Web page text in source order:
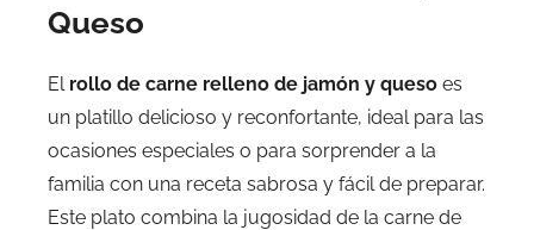
Queso
El rollo de carne relleno de jamón y queso es
un platillo delicioso y reconfortante, ideal para las
ocasiones especiales o para sorprender a la
familia con una receta sabrosa y fácil de preparar.
Este plato combina la jugosidad de la carne de